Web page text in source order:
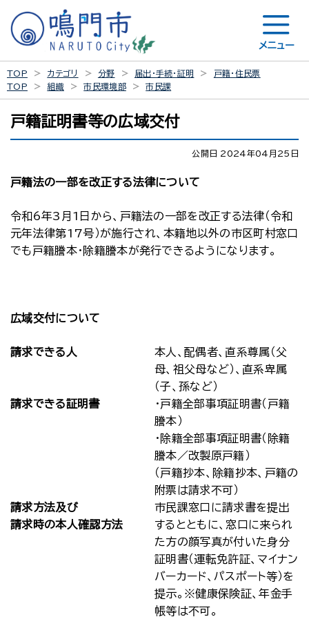
メニュー
TOP カテゴリ 分野 届出・手続・証明
戸籍・住民票
TOP
組織 市民環境部 市民課
戸籍証明書等の広域交付
公開日 2024年04月25日
戸籍法の一部を改正する法律について
令和6年3月1日から、戸籍法の一部を改正する法律（令和
元年法律第17号）が施行され、本籍地以外の市区町村窓口
でも戸籍謄本・除籍謄本が発行できるようになります。
広域交付について
請求できる人
本人、配偶者、直系尊属（父
母、祖父母など）、直系卑属
（子、孫など）
請求できる証明書
・戸籍全部事項証明書（戸籍
謄本）
・除籍全部事項証明書（除籍
謄本／改製原戸籍）
（戸籍抄本、除籍抄本、戸籍の
附票は請求不可）
請求方法及び
請求時の本人確認方法
市民課窓口に請求書を提出
するとともに、窓口に来られ
た方の顔写真が付いた身分
証明書（運転免許証、マイナン
バーカード、パスポート等）を
提示。※健康保険証、年金手
帳等は不可。